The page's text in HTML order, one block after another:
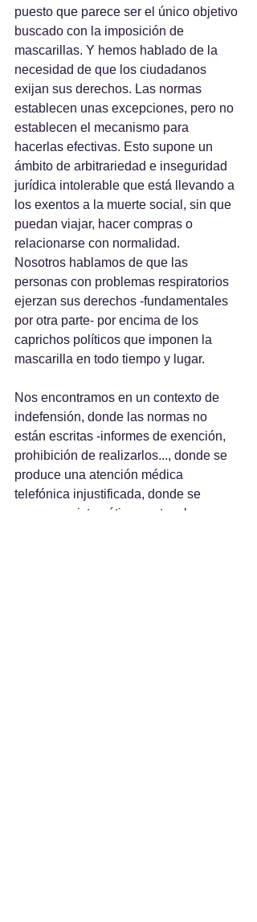
puesto que parece ser el único objetivo
buscado con la imposición de
mascarillas. Y hemos hablado de la
necesidad de que los ciudadanos
exijan sus derechos. Las normas
establecen unas excepciones, pero no
establecen el mecanismo para
hacerlas efectivas. Esto supone un
ámbito de arbitrariedad e inseguridad
jurídica intolerable que está llevando a
los exentos a la muerte social, sin que
puedan viajar, hacer compras o
relacionarse con normalidad.
Nosotros hablamos de que las
personas con problemas respiratorios
ejerzan sus derechos -fundamentales
por otra parte- por encima de los
caprichos políticos que imponen la
mascarilla en todo tiempo y lugar.
Nos encontramos en un contexto de
indefensión, donde las normas no
están escritas -informes de exención,
prohibición de realizarlos..., donde se
produce una atención médica
telefónica injustificada, donde se
amenaza sistemáticamente a la